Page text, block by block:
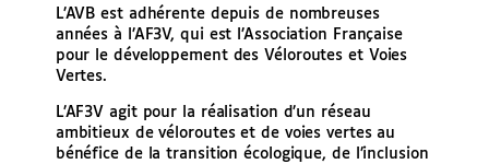
L’AVB est adhérente depuis de nombreuses
années à l’AF3V, qui est l’Association Française
pour le développement des Véloroutes et Voies
Vertes.
L’AF3V agit pour la réalisation d’un réseau
ambitieux de véloroutes et de voies vertes au
bénéfice de la transition écologique, de l’inclusion